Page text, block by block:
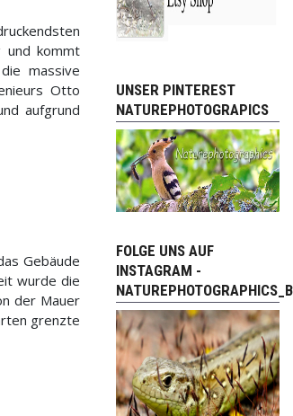
kommt
massive
Otto
aufgrund
Gebäude
wurde die
der Mauer
grenzte
UNSER PINTEREST
NATUREPHOTOGRAPICS
FOLGE UNS AUF
INSTAGRAM -